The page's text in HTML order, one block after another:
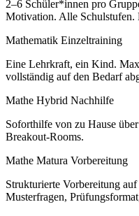
2–6 Schüler*innen pro
Motivation. Alle Schulstufen.
Mathematik Einzeltraining
Eine Lehrkraft, ein Kind.
vollständig auf den Bedarf
Mathe Hybrid Nachhilfe
Soforthilfe von zu Hause
Breakout-Rooms.
Mathe Matura Vorbereitung
Strukturierte Vorbereitung
Musterfragen,